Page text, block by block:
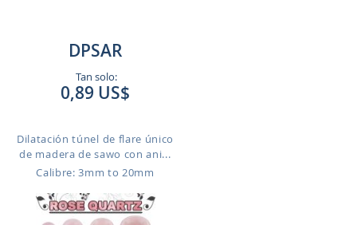
DPSAR
Tan solo:
0,89 US$
Dilatación túnel de flare único
de madera de sawo con ani...
Calibre: 3mm to 20mm